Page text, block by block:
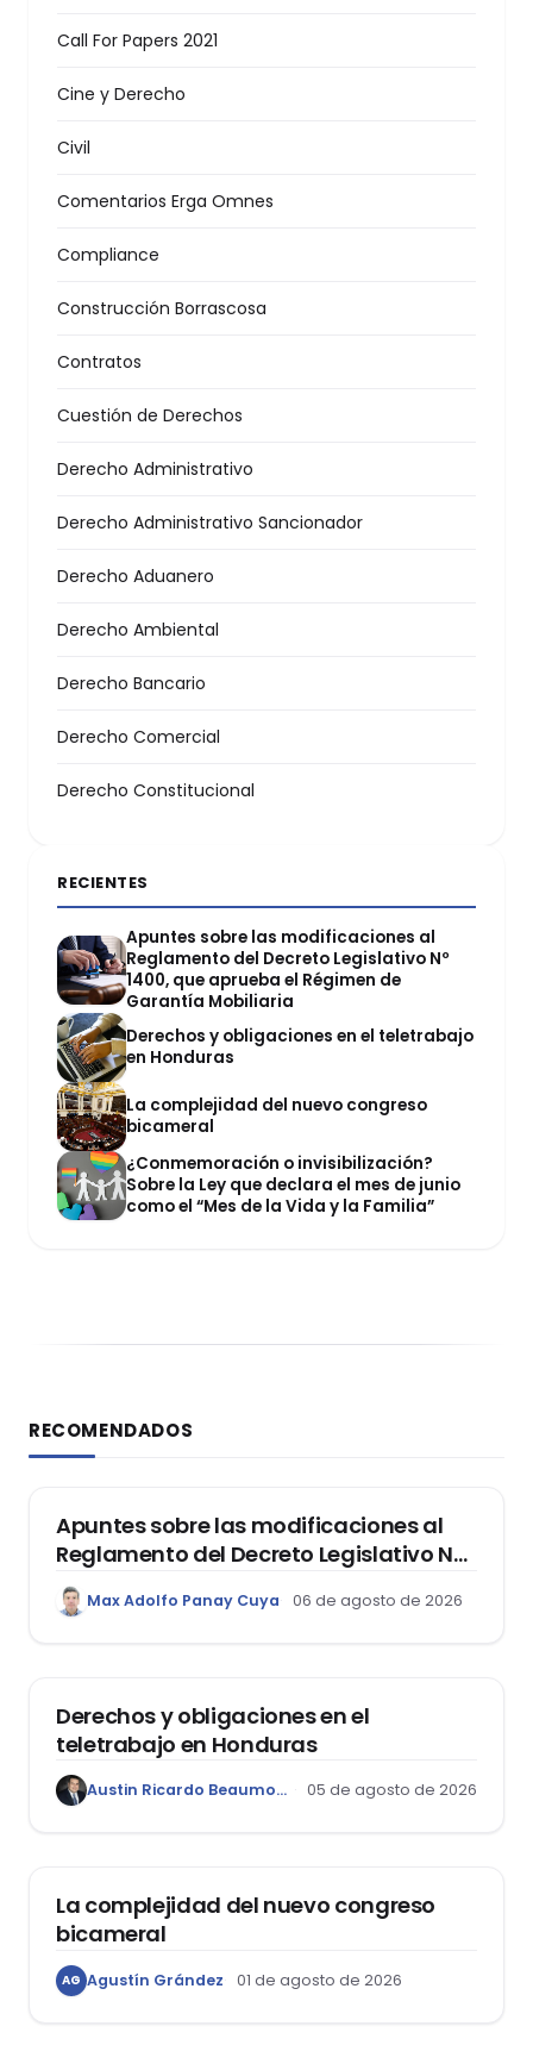
Call For Papers 2021
Cine y Derecho
Civil
Comentarios Erga Omnes
Compliance
Construcción Borrascosa
Contratos
Cuestión de Derechos
Derecho Administrativo
Derecho Administrativo Sancionador
Derecho Aduanero
Derecho Ambiental
Derecho Bancario
Derecho Comercial
Derecho Constitucional
RECIENTES
Apuntes sobre las modificaciones al
Reglamento del Decreto Legislativo Nº
1400, que aprueba el Régimen de
Garantía Mobiliaria
Derechos y obligaciones en el teletrabajo
en Honduras
La complejidad del nuevo congreso
bicameral
¿Conmemoración o invisibilización?
Sobre la Ley que declara el mes de junio
como el “Mes de la Vida y la Familia”
RECOMENDADOS
DERECHO REGISTRAL
Apuntes sobre las modificaciones al
Reglamento del Decreto Legislativo Nº
1400, que aprueba el Régimen de
Garantía Mobiliaria
Max Adolfo Panay Cuya 06 de agosto de 2026
Derechos y obligaciones en el
teletrabajo en Honduras
Austin Ricardo Beaumont Rivera 05 de agosto de 2026
La complejidad del nuevo congreso
bicameral
AG Agustín Grández 01 de agosto de 2026